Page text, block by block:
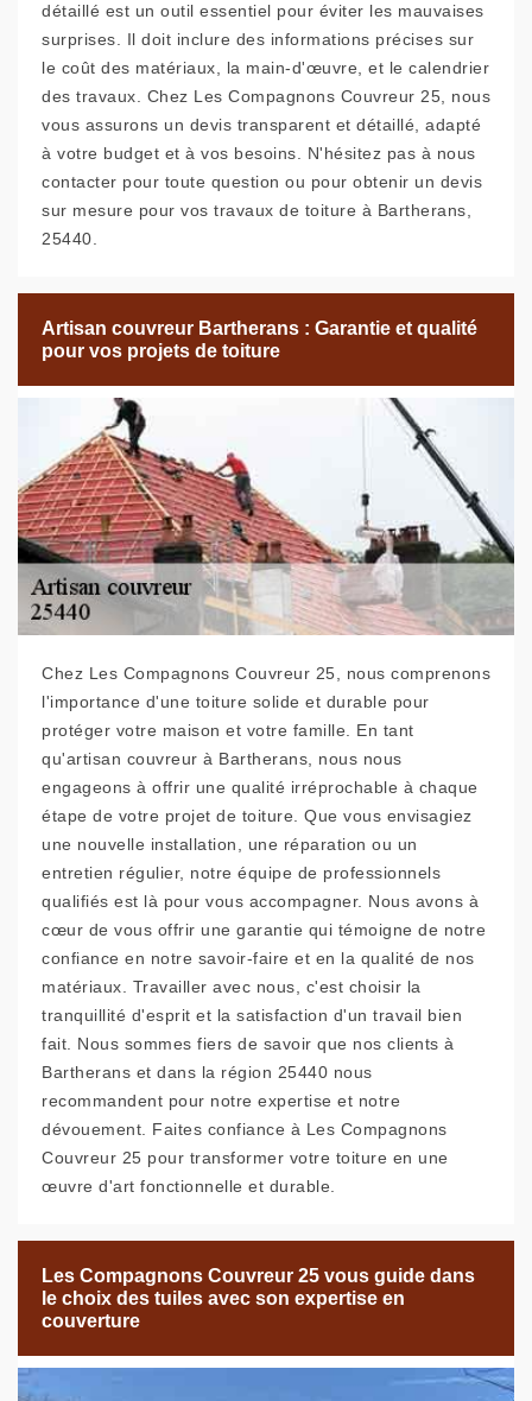
détaillé est un outil essentiel pour éviter les mauvaises
surprises. Il doit inclure des informations précises sur
le coût des matériaux, la main-d'œuvre, et le calendrier
des travaux. Chez Les Compagnons Couvreur 25, nous
vous assurons un devis transparent et détaillé, adapté
à votre budget et à vos besoins. N'hésitez pas à nous
contacter pour toute question ou pour obtenir un devis
sur mesure pour vos travaux de toiture à Bartherans,
25440.
Artisan couvreur Bartherans : Garantie et qualité
pour vos projets de toiture
Chez Les Compagnons Couvreur 25, nous comprenons
l'importance d'une toiture solide et durable pour
protéger votre maison et votre famille. En tant
qu'artisan couvreur à Bartherans, nous nous
engageons à offrir une qualité irréprochable à chaque
étape de votre projet de toiture. Que vous envisagiez
une nouvelle installation, une réparation ou un
entretien régulier, notre équipe de professionnels
qualifiés est là pour vous accompagner. Nous avons à
cœur de vous offrir une garantie qui témoigne de notre
confiance en notre savoir-faire et en la qualité de nos
matériaux. Travailler avec nous, c'est choisir la
tranquillité d'esprit et la satisfaction d'un travail bien
fait. Nous sommes fiers de savoir que nos clients à
Bartherans et dans la région 25440 nous
recommandent pour notre expertise et notre
dévouement. Faites confiance à Les Compagnons
Couvreur 25 pour transformer votre toiture en une
œuvre d'art fonctionnelle et durable.
Les Compagnons Couvreur 25 vous guide dans
le choix des tuiles avec son expertise en
couverture